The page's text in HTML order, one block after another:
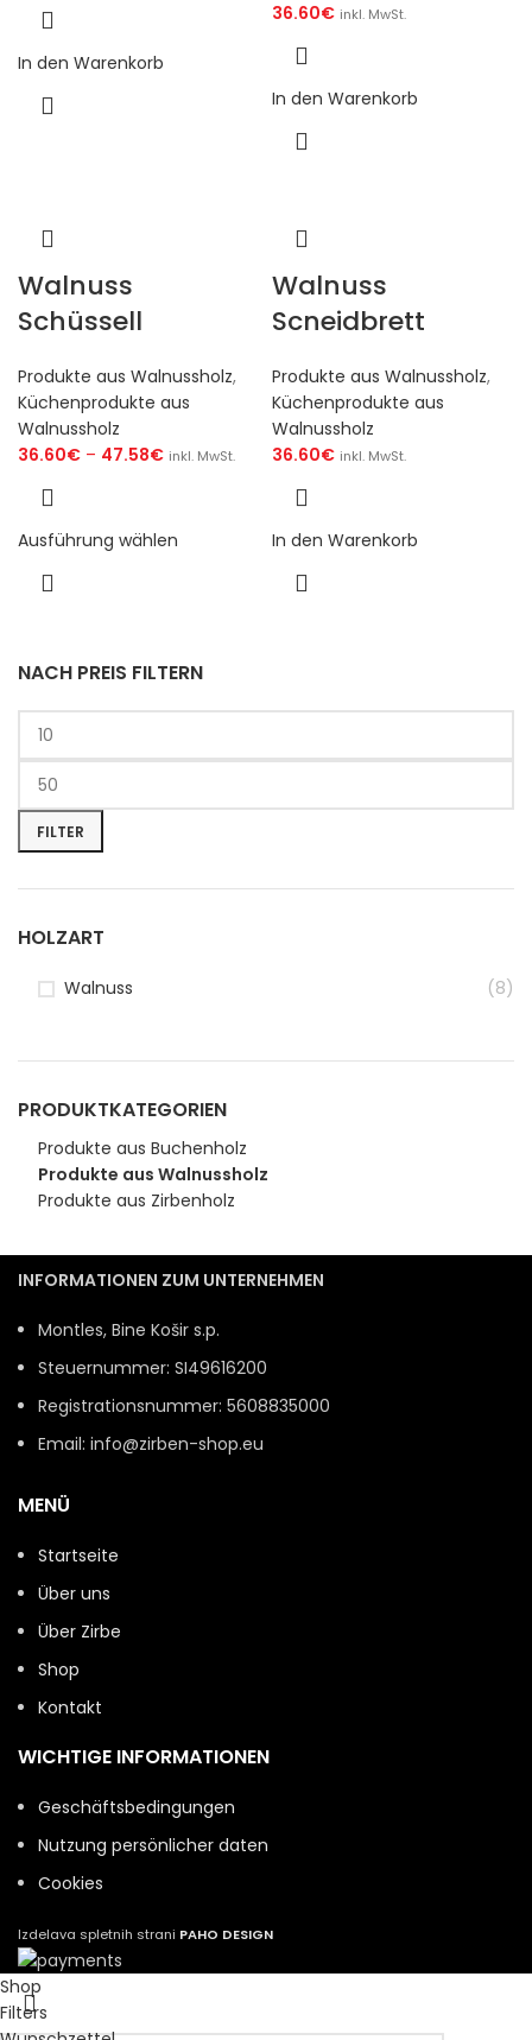
NACH PREIS FILTERN
FILTER
HOLZART
Walnuss (8)
PRODUKTKATEGORIEN
Produkte aus Buchenholz
Produkte aus Walnussholz
Produkte aus Zirbenholz
In den Warenkorb
36.60€ inkl. MwSt.
In den Warenkorb
Walnuss
Schüssell
Produkte aus Walnussholz,
Küchenprodukte aus
Walnussholz
36.60€ – 47.58€ inkl. MwSt.
Ausführung wählen
Walnuss
Scneidbrett
Produkte aus Walnussholz,
Küchenprodukte aus
Walnussholz
36.60€ inkl. MwSt.
In den Warenkorb
INFORMATIONEN ZUM UNTERNEHMEN
Montles, Bine Košir s.p.
Steuernummer: SI49616200
Registrationsnummer: 5608835000
Email: info@zirben-shop.eu
MENÜ
Startseite
Über uns
Über Zirbe
Shop
Kontakt
WICHTIGE INFORMATIONEN
Geschäftsbedingungen
Nutzung persönlicher daten
Cookies
Izdelava spletnih strani PAHO DESIGN
Shop
Filters